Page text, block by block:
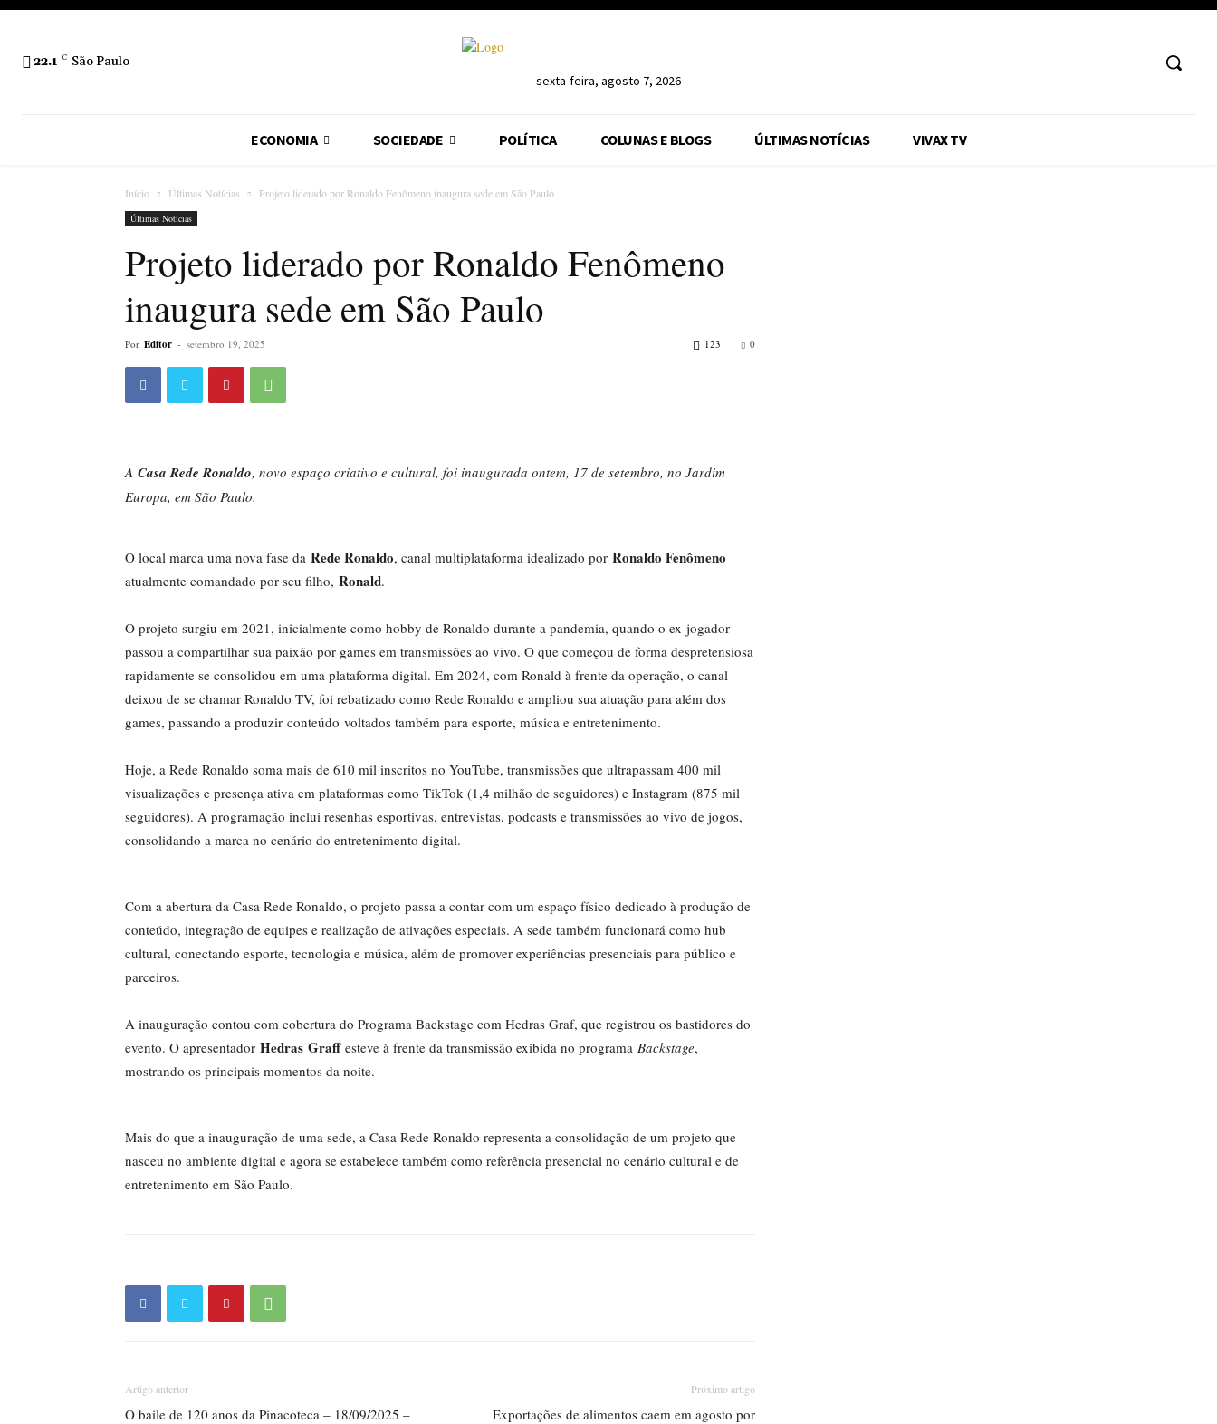
22.1 C São Paulo
sexta-feira, agosto 7, 2026
ECONOMIA SOCIEDADE POLÍTICA COLUNAS E BLOGS ÚLTIMAS NOTÍCIAS VIVAX TV
Início Últimas Notícias Projeto liderado por Ronaldo Fenômeno inaugura sede em São Paulo
Últimas Notícias
Projeto liderado por Ronaldo Fenômeno
inaugura sede em São Paulo
Por Editor - setembro 19, 2025 0
123
A Casa Rede Ronaldo, novo espaço criativo e cultural, foi inaugurada ontem, 17 de setembro, no Jardim
Europa, em São Paulo.
O local marca uma nova fase da Rede Ronaldo, canal multiplataforma idealizado por Ronaldo Fenômeno
atualmente comandado por seu filho, Ronald.
O projeto surgiu em 2021, inicialmente como hobby de Ronaldo durante a pandemia, quando o ex-jogador
passou a compartilhar sua paixão por games em transmissões ao vivo. O que começou de forma despretensiosa
rapidamente se consolidou em uma plataforma digital. Em 2024, com Ronald à frente da operação, o canal
deixou de se chamar Ronaldo TV, foi rebatizado como Rede Ronaldo e ampliou sua atuação para além dos
games, passando a produzir conteúdo voltados também para esporte, música e entretenimento.
Hoje, a Rede Ronaldo soma mais de 610 mil inscritos no YouTube, transmissões que ultrapassam 400 mil
visualizações e presença ativa em plataformas como TikTok (1,4 milhão de seguidores) e Instagram (875 mil
seguidores). A programação inclui resenhas esportivas, entrevistas, podcasts e transmissões ao vivo de jogos,
consolidando a marca no cenário do entretenimento digital.
Com a abertura da Casa Rede Ronaldo, o projeto passa a contar com um espaço físico dedicado à produção de
conteúdo, integração de equipes e realização de ativações especiais. A sede também funcionará como hub
cultural, conectando esporte, tecnologia e música, além de promover experiências presenciais para público e
parceiros.
A inauguração contou com cobertura do Programa Backstage com Hedras Graf, que registrou os bastidores do
evento. O apresentador Hedras Graffesteve à frente da transmissão exibida no programa Backstage,
mostrando os principais momentos da noite.
Mais do que a inauguração de uma sede, a Casa Rede Ronaldo representa a consolidação de um projeto que
nasceu no ambiente digital e agora se estabelece também como referência presencial no cenário cultural e de
entretenimento em São Paulo.
Artigo anterior
O baile de 120 anos da Pinacoteca – 18/09/2025 –
Próximo artigo
Exportações de alimentos caem em agosto por